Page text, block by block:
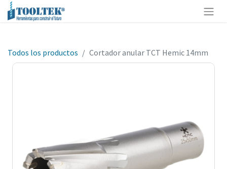
Todos los productos Cortador anular TCT Hemic 14mm